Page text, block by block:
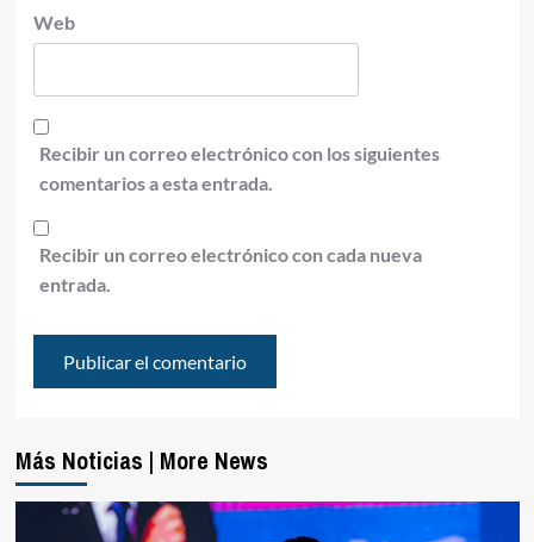
Web
Recibir un correo electrónico con los siguientes
comentarios a esta entrada.
Recibir un correo electrónico con cada nueva
entrada.
Más Noticias | More News